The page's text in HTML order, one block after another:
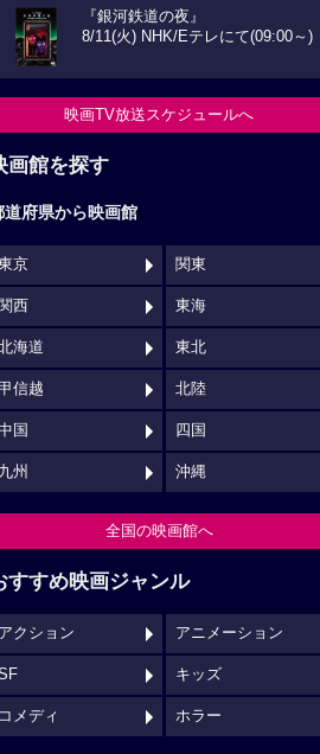
『銀河鉄道の夜』
8/11(火) NHK/Eテレにて(09:00～)
映画TV放送スケジュールへ
画館を探す
道府県から映画館
京 関東
関西 東海
海道 東北
信越 北陸
国 四国
九州 沖縄
全国の映画館へ
すすめ映画ジャンル
アクション アニメーション
キッズ
コメディ ホラー